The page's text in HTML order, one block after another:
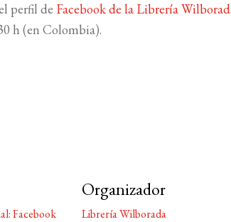
perfil de Facebook de la Librería
h (en Colombia).
Facebook
Organizador
Librería Wilborada